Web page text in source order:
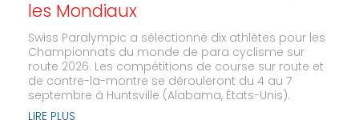
les Mondiaux
Swiss Paralympic a sélectionné dix athlètes pour les
Championnats du monde de para cyclisme sur
route 2026. Les compétitions de course sur route et
de contre-la-montre se dérouleront du 4 au 7
septembre à Huntsville (Alabama, États-Unis).
LIRE PLUS